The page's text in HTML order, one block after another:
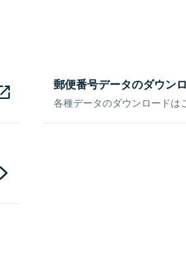
郵便番号データのダウン
各種データのダウンロードは